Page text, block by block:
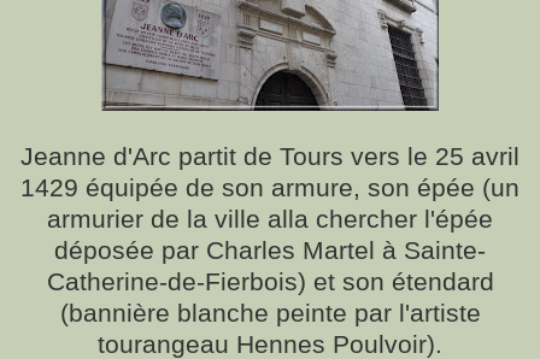
Jeanne d'Arc partit de Tours vers le 25 avril
1429 équipée de son armure, son épée (un
armurier de la ville alla chercher l'épée
déposée par Charles Martel à Sainte-
Catherine-de-Fierbois) et son étendard
(bannière blanche peinte par l'artiste
tourangeau Hennes Poulvoir).